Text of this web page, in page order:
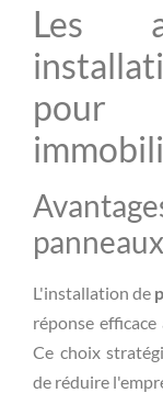
Les
pour
L'installation de
réponse
Ce choix
de réduire